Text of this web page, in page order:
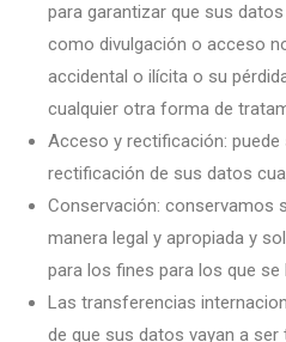
para garantizar que sus
como divulgación o acceso
accidental o ilícita o su
cualquier otra forma de
Acceso y rectificación:
rectificación de sus datos
Conservación: conservamos
manera legal y apropiada y
para los fines para los que se
Las transferencias
de que sus datos vayan a